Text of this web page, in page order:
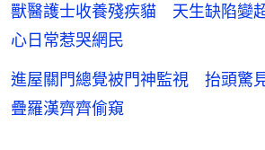
獸醫護士收養殘疾貓 天生缺陷變
心日常惹哭網民
進屋關門總覺被門神監視 抬頭驚
疊羅漢齊齊偷窺